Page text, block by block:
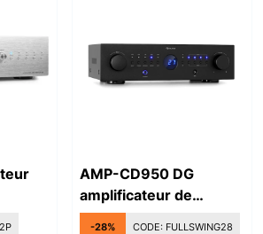
AMP-CD950 DG
amplificateur de
puissance
-28% CODE: FULLSWING28